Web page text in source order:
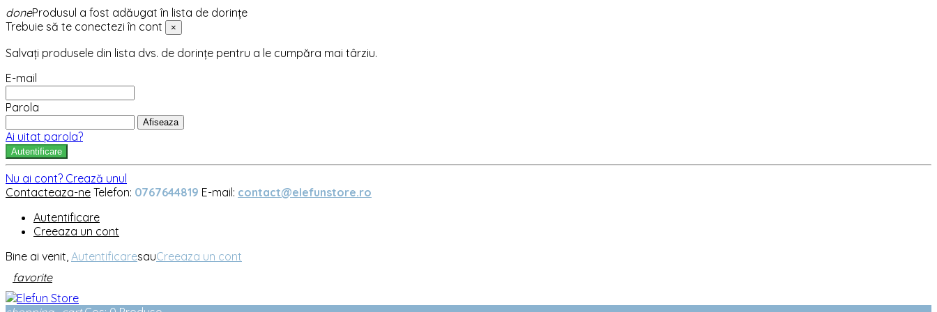
doneProdusul a fost adăugat în lista de dorințe
Trebuie să te conectezi în cont
×
Salvați produsele din lista dvs. de dorințe pentru a le cumpăra mai târziu.
E-mail
Parola
Afiseaza
Ai uitat parola?
Autentificare
Nu ai cont? Crează unul
Contacteaza-ne Telefon: 0767644819 E-mail: contact@elefunstore.ro
Autentificare
Creeaza un cont
Bine ai venit, AutentificaresauCreeaza un cont
favorite